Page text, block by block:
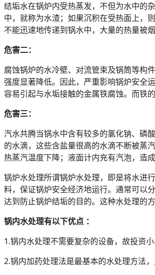
结垢水在锅炉内受热蒸发，不但为水中的
中，就称为水渣；如果沉积在受热面上，
不能迅速地传递到锅水中，大量的热量被
危害二：
腐蚀锅炉的水冷壁、对流管束及锅筒等构
强度显著降低。因此，严重影响锅炉安全
容易引起与水垢接触的金属铁腐蚀。而铁
危害三：
汽水共腾当锅水中含有较多的氯化钠、磷
的水滴，这些含盐量很高的水滴不断被蒸
热蒸汽温度下降；液面计内充有汽泡，造
锅炉水处理所谓锅炉水处理，即是将水进
料，保证锅炉安全经济地运行。通常可以
达到防止锅炉结垢的目的。这种水处理的
锅内水处理有以下优点 ：
1.锅内水处理不需要复杂的设备，故投资小
2.锅内加药处理法是最基本的水处理方法